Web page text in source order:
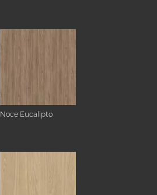
Noce Eucalipto